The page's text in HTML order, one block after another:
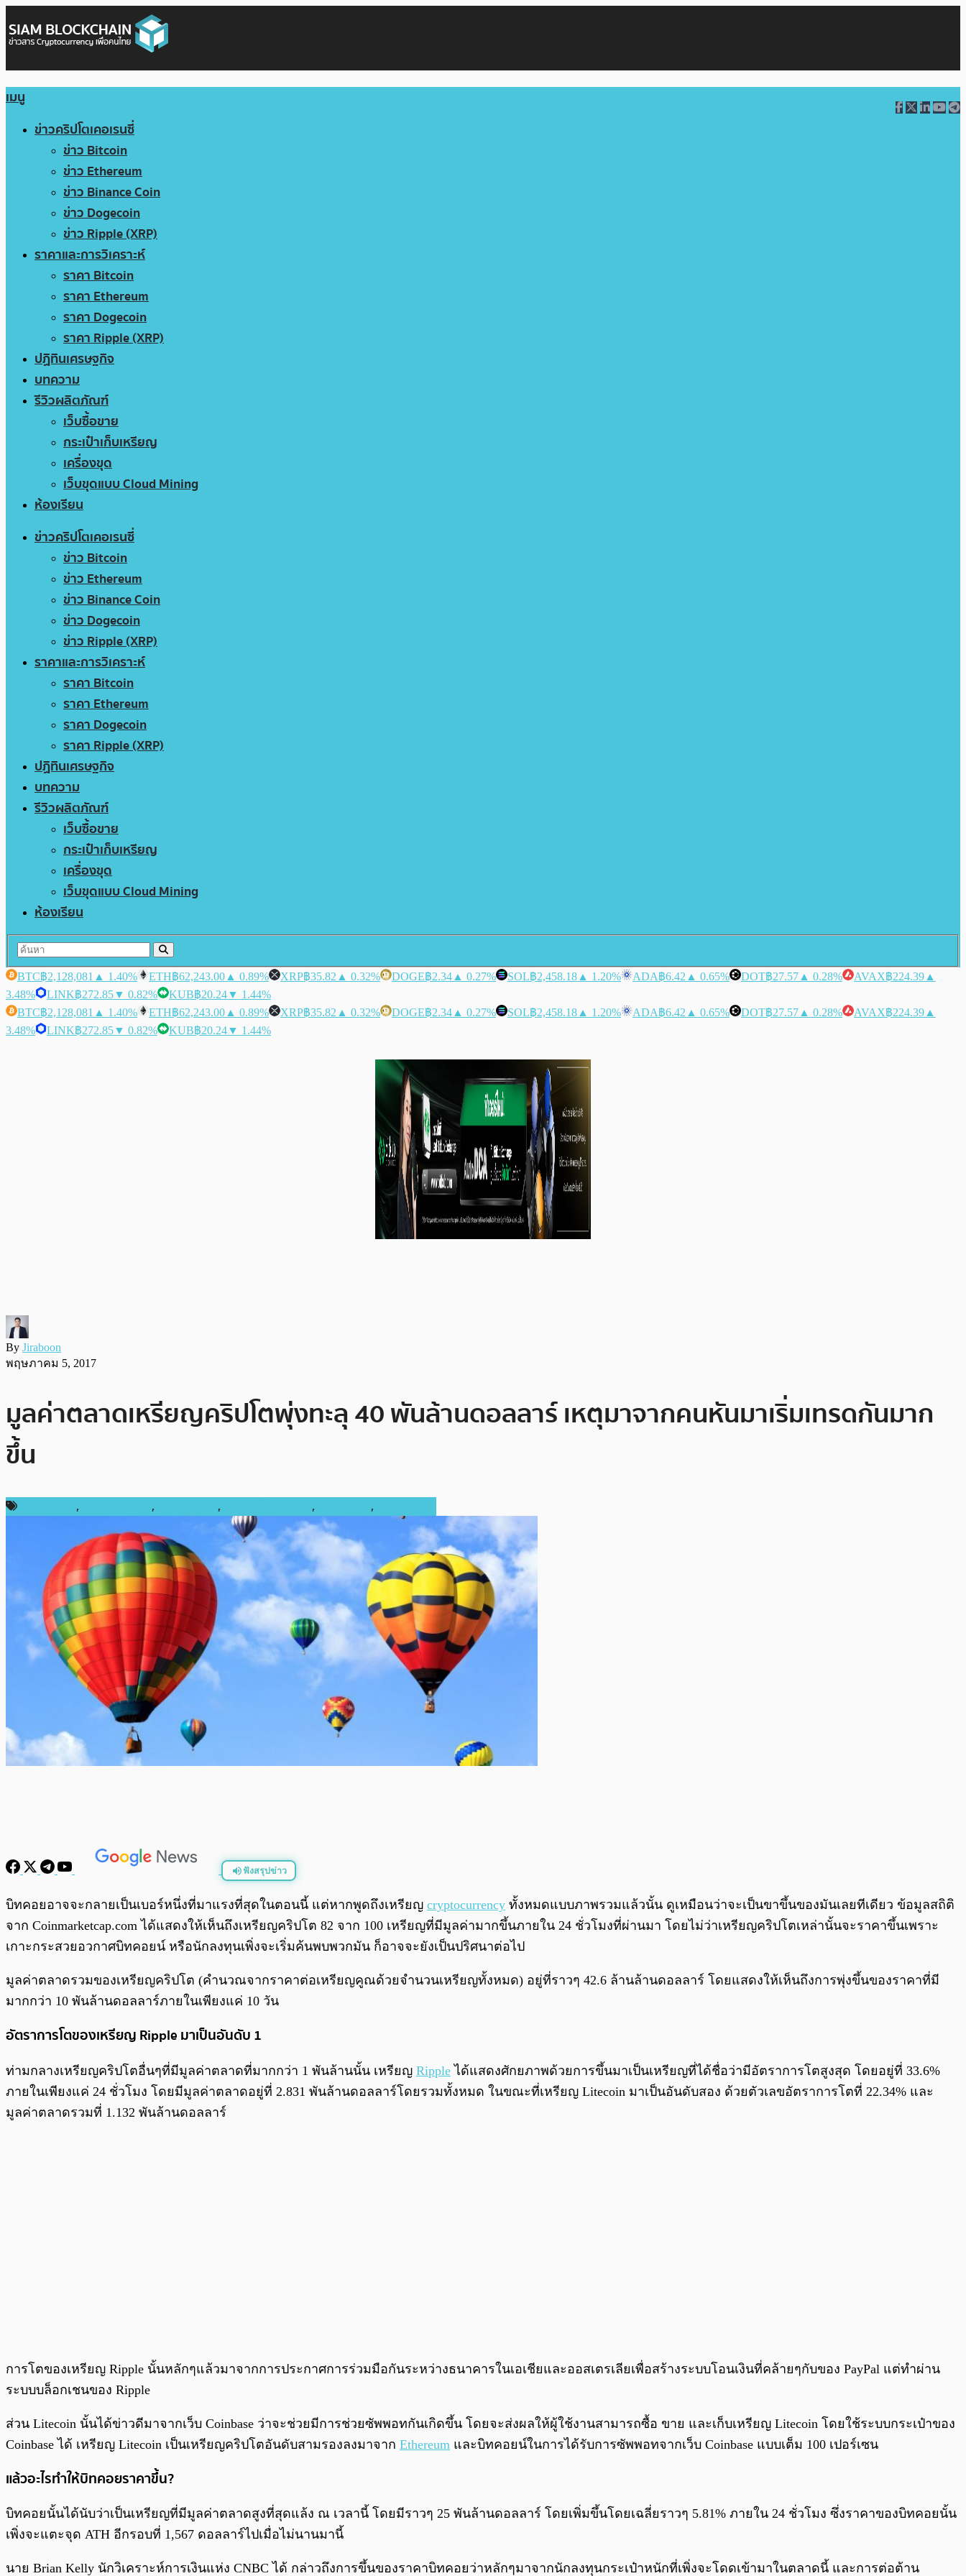
เมนู
ข่าวคริปโตเคอเรนซี่
ข่าว Bitcoin
ข่าว Ethereum
ข่าว Binance Coin
ข่าว Dogecoin
ข่าว Ripple (XRP)
ราคาและการวิเคราะห์
ราคา Bitcoin
ราคา Ethereum
ราคา Dogecoin
ราคา Ripple (XRP)
ปฏิทินเศรษฐกิจ
บทความ
รีวิวผลิตภัณฑ์
เว็บซื้อขาย
กระเป๋าเก็บเหรียญ
เครื่องขุด
เว็บขุดแบบ Cloud Mining
ห้องเรียน
ข่าวคริปโตเคอเรนซี่
ข่าว Bitcoin
ข่าว Ethereum
ข่าว Binance Coin
ข่าว Dogecoin
ข่าว Ripple (XRP)
ราคาและการวิเคราะห์
ราคา Bitcoin
ราคา Ethereum
ราคา Dogecoin
ราคา Ripple (XRP)
ปฏิทินเศรษฐกิจ
บทความ
รีวิวผลิตภัณฑ์
เว็บซื้อขาย
กระเป๋าเก็บเหรียญ
เครื่องขุด
เว็บขุดแบบ Cloud Mining
ห้องเรียน
BTC฿2,128,081 ▲ 1.40% ETH฿62,243.00 ▲ 0.89% XRP฿35.82 ▲ 0.32% DOGE฿2.34 ▲ 0.27% SOL฿2,458.18 ▲ 1.20% ADA฿6.42 ▲ 0.65% DOT฿27.57 ▲ 0.28% AVAX฿224.39 ▲
3.48%
LINK฿272.85▼ 0.82% KUB฿20.24▼ 1.44%
BTC฿2,128,081 ▲ 1.40% ETH฿62,243.00 ▲ 0.89% XRP฿35.82 ▲ 0.32% DOGE฿2.34 ▲ 0.27% SOL฿2,458.18 ▲ 1.20% ADA฿6.42 ▲ 0.65% DOT฿27.57 ▲ 0.28% AVAX฿224.39 ▲
3.48%
LINK฿272.85▼ 0.82% KUB฿20.24▼ 1.44%
By Jiraboon
พฤษภาคม 5, 2017
มูลค่าตลาดเหรียญคริปโตพุ่งทะลุ 40 พันล้านดอลลาร์ เหตุมาจากคนหันมาเริ่มเทรดกันมาก
ขึ้น
, , , , ,
ฟังสรุปข่าว
0:00 0:00
บิทคอยอาจจะกลายเป็นเบอร์หนึ่งที่มาแรงที่สุดในตอนนี้ แต่หากพูดถึงเหรียญ cryptocurrency ทั้งหมดแบบภาพรวมแล้วนั้น ดูเหมือนว่าจะเป็นขาขึ้นของมันเลยทีเดียว ข้อมูลสถิติ
จาก Coinmarketcap.com ได้แสดงให้เห็นถึงเหรียญคริปโต 82 จาก 100 เหรียญที่มีมูลค่ามากขึ้นภายใน 24 ชั่วโมงที่ผ่านมา โดยไม่ว่าเหรียญคริปโตเหล่านั้นจะราคาขึ้นเพราะ
เกาะกระสวยอวกาศบิทคอยน์ หรือนักลงทุนเพิ่งจะเริ่มค้นพบพวกมัน ก็อาจจะยังเป็นปริศนาต่อไป
มูลค่าตลาดรวมของเหรียญคริปโต (คำนวณจากราคาต่อเหรียญคูณด้วยจำนวนเหรียญทั้งหมด) อยู่ที่ราวๆ 42.6 ล้านล้านดอลลาร์ โดยแสดงให้เห็นถึงการพุ่งขึ้นของราคาที่มี
มากกว่า 10 พันล้านดอลลาร์ภายในเพียงแค่ 10 วัน
อัตราการโตของเหรียญ Ripple มาเป็นอันดับ 1
ท่ามกลางเหรียญคริปโตอื่นๆที่มีมูลค่าตลาดที่มากกว่า 1 พันล้านนั้น เหรียญ Ripple ได้แสดงศักยภาพด้วยการขึ้นมาเป็นเหรียญที่ได้ชื่อว่ามีอัตราการโตสูงสุด โดยอยู่ที่ 33.6%
ภายในเพียงแค่ 24 ชั่วโมง โดยมีมูลค่าตลาดอยู่ที่ 2.831 พันล้านดอลลาร์โดยรวมทั้งหมด ในขณะที่เหรียญ Litecoin มาเป็นอันดับสอง ด้วยตัวเลขอัตราการโตที่ 22.34% และ
มูลค่าตลาดรวมที่ 1.132 พันล้านดอลลาร์
การโตของเหรียญ Ripple นั้นหลักๆแล้วมาจากการประกาศการร่วมมือกันระหว่างธนาคารในเอเชียและออสเตรเลียเพื่อสร้างระบบโอนเงินที่คล้ายๆกับของ PayPal แต่ทำผ่าน
ระบบบล็อกเชนของ Ripple
ส่วน Litecoin นั้นได้ข่าวดีมาจากเว็บ Coinbase ว่าจะช่วยมีการช่วยซัพพอทกันเกิดขึ้น โดยจะส่งผลให้ผู้ใช้งานสามารถซื้อ ขาย และเก็บเหรียญ Litecoin โดยใช้ระบบกระเป๋าของ
Coinbase ได้ เหรียญ Litecoin เป็นเหรียญคริปโตอันดับสามรองลงมาจาก Ethereum และบิทคอยน์ในการได้รับการซัพพอทจากเว็บ Coinbase แบบเต็ม 100 เปอร์เซน
แล้วอะไรทำให้บิทคอยราคาขึ้น?
บิทคอยนั้นได้นับว่าเป็นเหรียญที่มีมูลค่าตลาดสูงที่สุดแล้ง ณ เวลานี้ โดยมีราวๆ 25 พันล้านดอลลาร์ โดยเพิ่มขึ้นโดยเฉลี่ยราวๆ 5.81% ภายใน 24 ชั่วโมง ซึ่งราคาของบิทคอยนั้น
เพิ่งจะแตะจุด ATH อีกรอบที่ 1,567 ดอลลาร์ไปเมื่อไม่นานมานี้
นาย Brian Kelly นักวิเคราะห์การเงินแห่ง CNBC ได้ กล่าวถึงการขึ้นของราคาบิทคอยว่าหลักๆมาจากนักลงทุนกระเป๋าหนักที่เพิ่งจะโดดเข้ามาในตลาดนี้ และการต่อต้าน